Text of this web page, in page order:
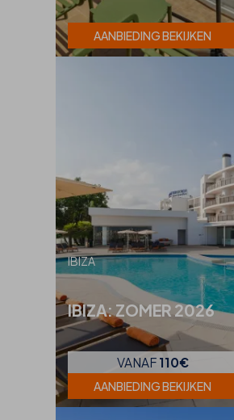
AANBIEDING BEKIJKEN
IBIZA
IBIZA: ZOMER 2026
VANAF 110€
AANBIEDING BEKIJKEN